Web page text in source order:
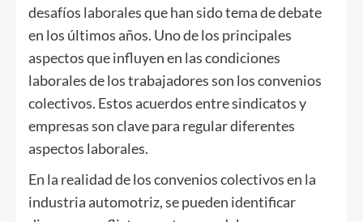
desafíos laborales que han sido tema de debate
en los últimos años. Uno de los principales
aspectos que influyen en las condiciones
laborales de los trabajadores son los convenios
colectivos. Estos acuerdos entre sindicatos y
empresas son clave para regular diferentes
aspectos laborales.
En la realidad de los convenios colectivos en la
industria automotriz, se pueden identificar